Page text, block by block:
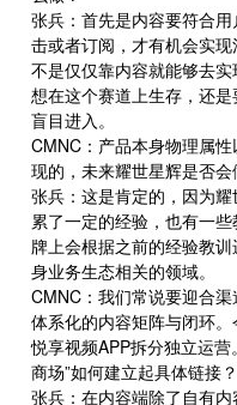
张兵：首先是内容要符合
击或者订阅，才有机会实
不是仅仅靠内容就能够去
想在这个赛道上生存，还
盲目进入。
CMNC：产品本身物理属
现的，未来耀世星辉是否
张兵：这是肯定的，因为
累了一定的经验，也有一
牌上会根据之前的经验教
身业务生态相关的领域。
CMNC：我们常说要迎合
体系化的内容矩阵与闭环
悦享视频APP拆分独立运营
商场”如何建立起具体链接？
张兵：在内容端除了自有